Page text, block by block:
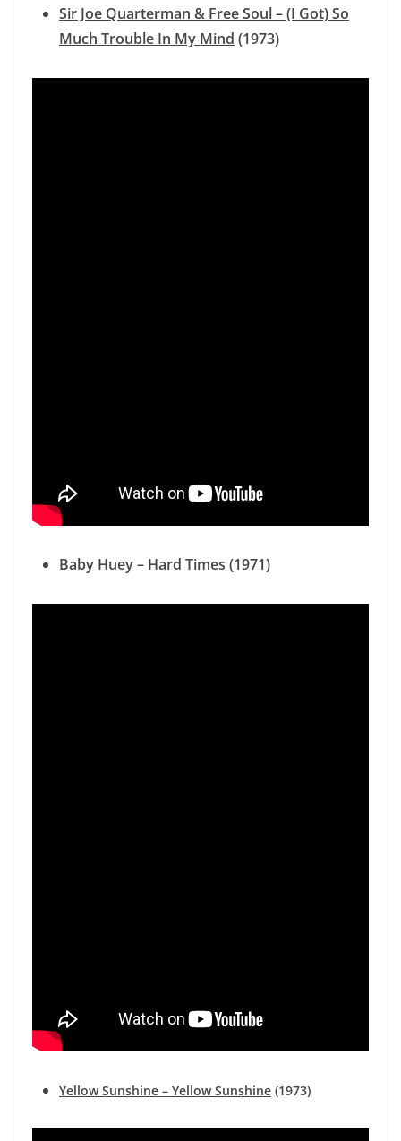
Sir Joe Quarterman & Free Soul – (I Got) So
Much Trouble In My Mind (1973)
Baby Huey – Hard Times (1971)
Yellow Sunshine – Yellow Sunshine (1973)